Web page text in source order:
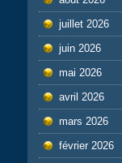
juillet 2026
juin 2026
mai 2026
avril 2026
mars 2026
février 2026